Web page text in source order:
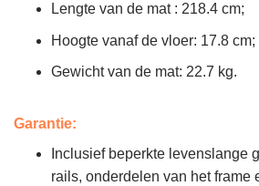
Lengte van de mat : 218.4 cm;
Hoogte vanaf de vloer: 17.8 cm;
Gewicht van de mat: 22.7 kg.
Garantie:
Inclusief beperkte levenslange
rails, onderdelen van het frame